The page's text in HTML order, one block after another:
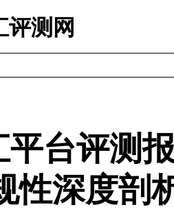
评测网
台评测报
性深度剖